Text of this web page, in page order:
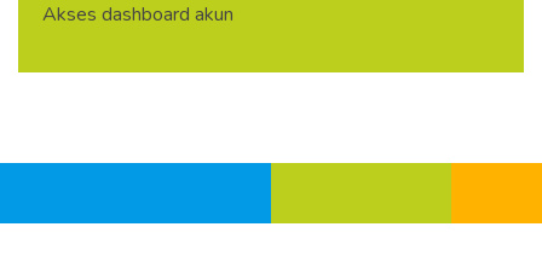
Akses dashboard akun